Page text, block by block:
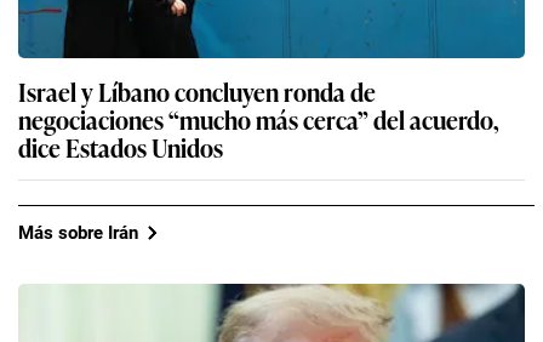
Israel y Líbano concluyen ronda de
negociaciones “mucho más cerca” del acuerdo,
dice Estados Unidos
Más sobre Irán